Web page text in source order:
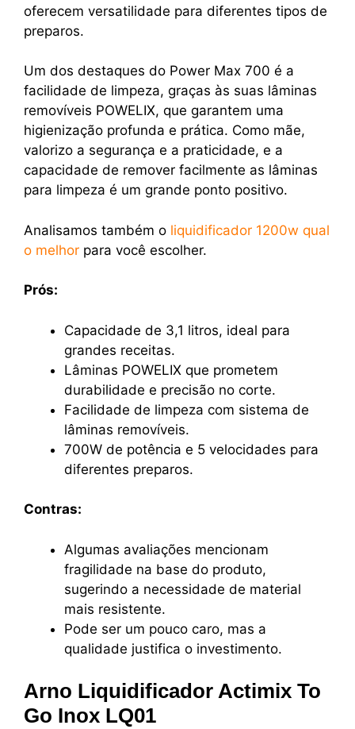
oferecem versatilidade para diferentes tipos de
preparos.
Um dos destaques do Power Max 700 é a
facilidade de limpeza, graças às suas lâminas
removíveis POWELIX, que garantem uma
higienização profunda e prática. Como mãe,
valorizo a segurança e a praticidade, e a
capacidade de remover facilmente as lâminas
para limpeza é um grande ponto positivo.
Analisamos também o liquidificador 1200w qual
o melhor para você escolher.
Prós:
Capacidade de 3,1 litros, ideal para
grandes receitas.
Lâminas POWELIX que prometem
durabilidade e precisão no corte.
Facilidade de limpeza com sistema de
lâminas removíveis.
700W de potência e 5 velocidades para
diferentes preparos.
Contras:
Algumas avaliações mencionam
fragilidade na base do produto,
sugerindo a necessidade de material
mais resistente.
Pode ser um pouco caro, mas a
qualidade justifica o investimento.
Arno Liquidificador Actimix To
Go Inox LQ01